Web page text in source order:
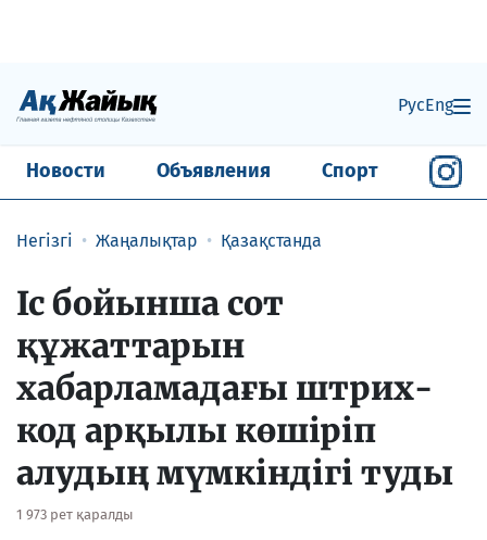
РусEng
Новости Объявления Спорт
Негізгі Жаңалықтар Қазақстанда
Іс бойынша сот
құжаттарын
хабарламадағы штрих-
код арқылы көшіріп
алудың мүмкіндігі туды
1 973 рет қаралды